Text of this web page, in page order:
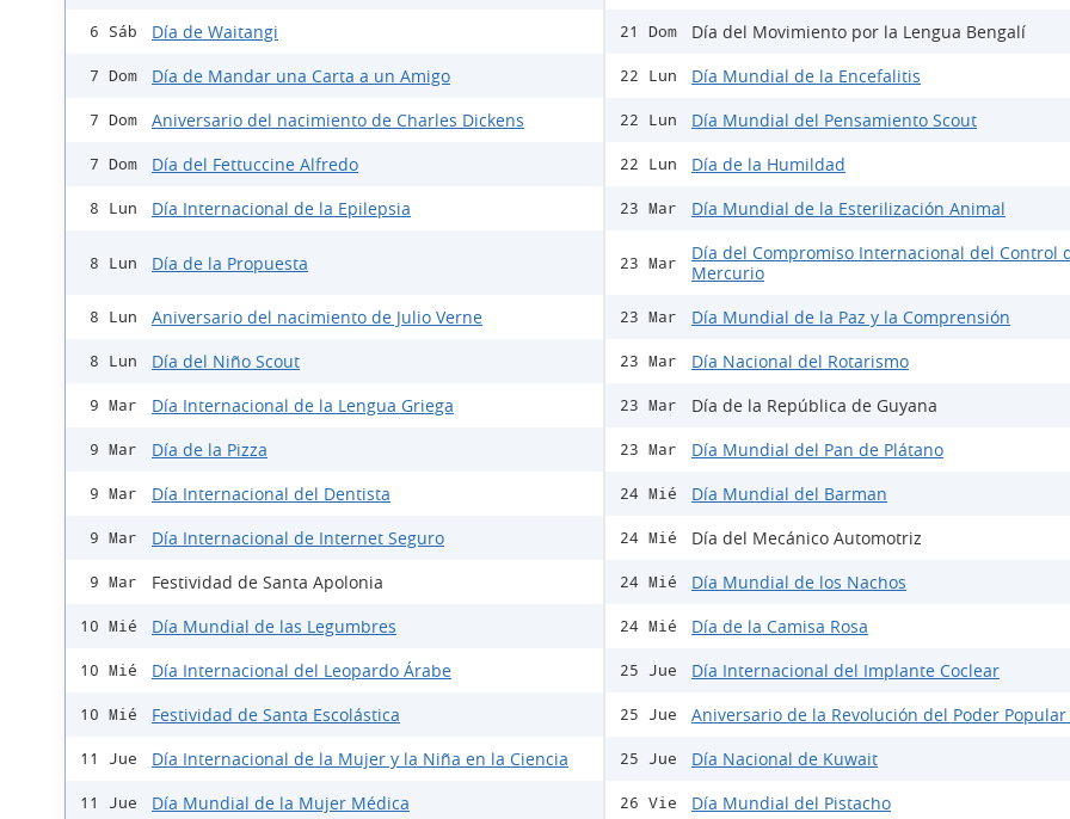
6 Sáb Día de Waitangi
7 Dom Día de Mandar una Carta a un Amigo
7 Dom Aniversario del nacimiento de Charles Dickens
7 Dom Día del Fettuccine Alfredo
8 Lun Día Internacional de la Epilepsia
8 Lun Día de la Propuesta
8 Lun Aniversario del nacimiento de Julio Verne
8 Lun Día del Niño Scout
9 Mar Día Internacional de la Lengua Griega
9 Mar Día de la Pizza
9 Mar Día Internacional del Dentista
9 Mar Día Internacional de Internet Seguro
9 Mar Festividad de Santa Apolonia
10 Mié Día Mundial de las Legumbres
10 Mié Día Internacional del Leopardo Árabe
10 Mié Festividad de Santa Escolástica
11 Jue Día Internacional de la Mujer y la Niña en la Ciencia
11 Jue Día Mundial de la Mujer Médica
21 Dom Día del Movimiento por la Lengua Bengalí
22 Lun Día Mundial de la Encefalitis
22 Lun Día Mundial del Pensamiento Scout
22 Lun Día de la Humildad
23 Mar Día Mundial de la Esterilización Animal
23 Mar
Día del Compromiso Internacional del Control
Mercurio
23 Mar Día Mundial de la Paz y la Comprensión
23 Mar Día Nacional del Rotarismo
23 Mar Día de la República de Guyana
23 Mar Día Mundial del Pan de Plátano
24 Mié Día Mundial del Barman
24 Mié Día del Mecánico Automotriz
24 Mié Día Mundial de los Nachos
24 Mié Día de la Camisa Rosa
25 Jue Día Internacional del Implante Coclear
25 Jue Aniversario de la Revolución del Poder Popular
25 Jue Día Nacional de Kuwait
26 Vie Día Mundial del Pistacho